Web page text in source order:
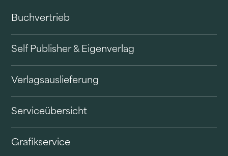
Buchvertrieb
Self Publisher & Eigenverlag
Verlagsauslieferung
Serviceübersicht
Grafikservice